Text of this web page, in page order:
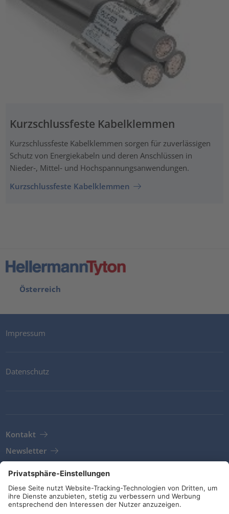
Kurzschlussfeste Kabelklemmen
Kurzschlussfeste Kabelklemmen sorgen für zuverlässigen
Schutz von Energiekabeln und deren Anschlüssen in
Nieder‑, Mittel‑ und Hochspannungsanwendungen.
Kurzschlussfeste Kabelklemmen
Österreich
Impressum
Datenschutz
Kontakt
Newsletter
AGB
Richtlinien und Bekenntnisse